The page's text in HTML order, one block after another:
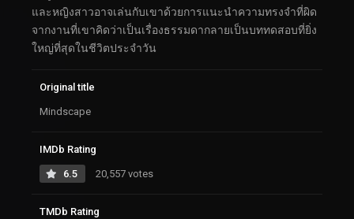
และหญิงสาวอาจเล่นกับเขาด้วยการแนะนำความทรงจำที่ผิด
จากงานที่เขาคิดว่าเป็นเรื่องธรรมดากลายเป็นบททดสอบที่ยิ่ง
ใหญ่ที่สุดในชีวิตประจำวัน
Original title
Mindscape
IMDb Rating
6.5 20,557 votes
TMDb Rating